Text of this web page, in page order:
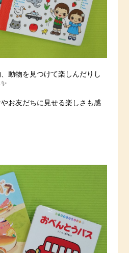
動物を見つけて楽しんだりし
お友だちに見せる楽しさも感